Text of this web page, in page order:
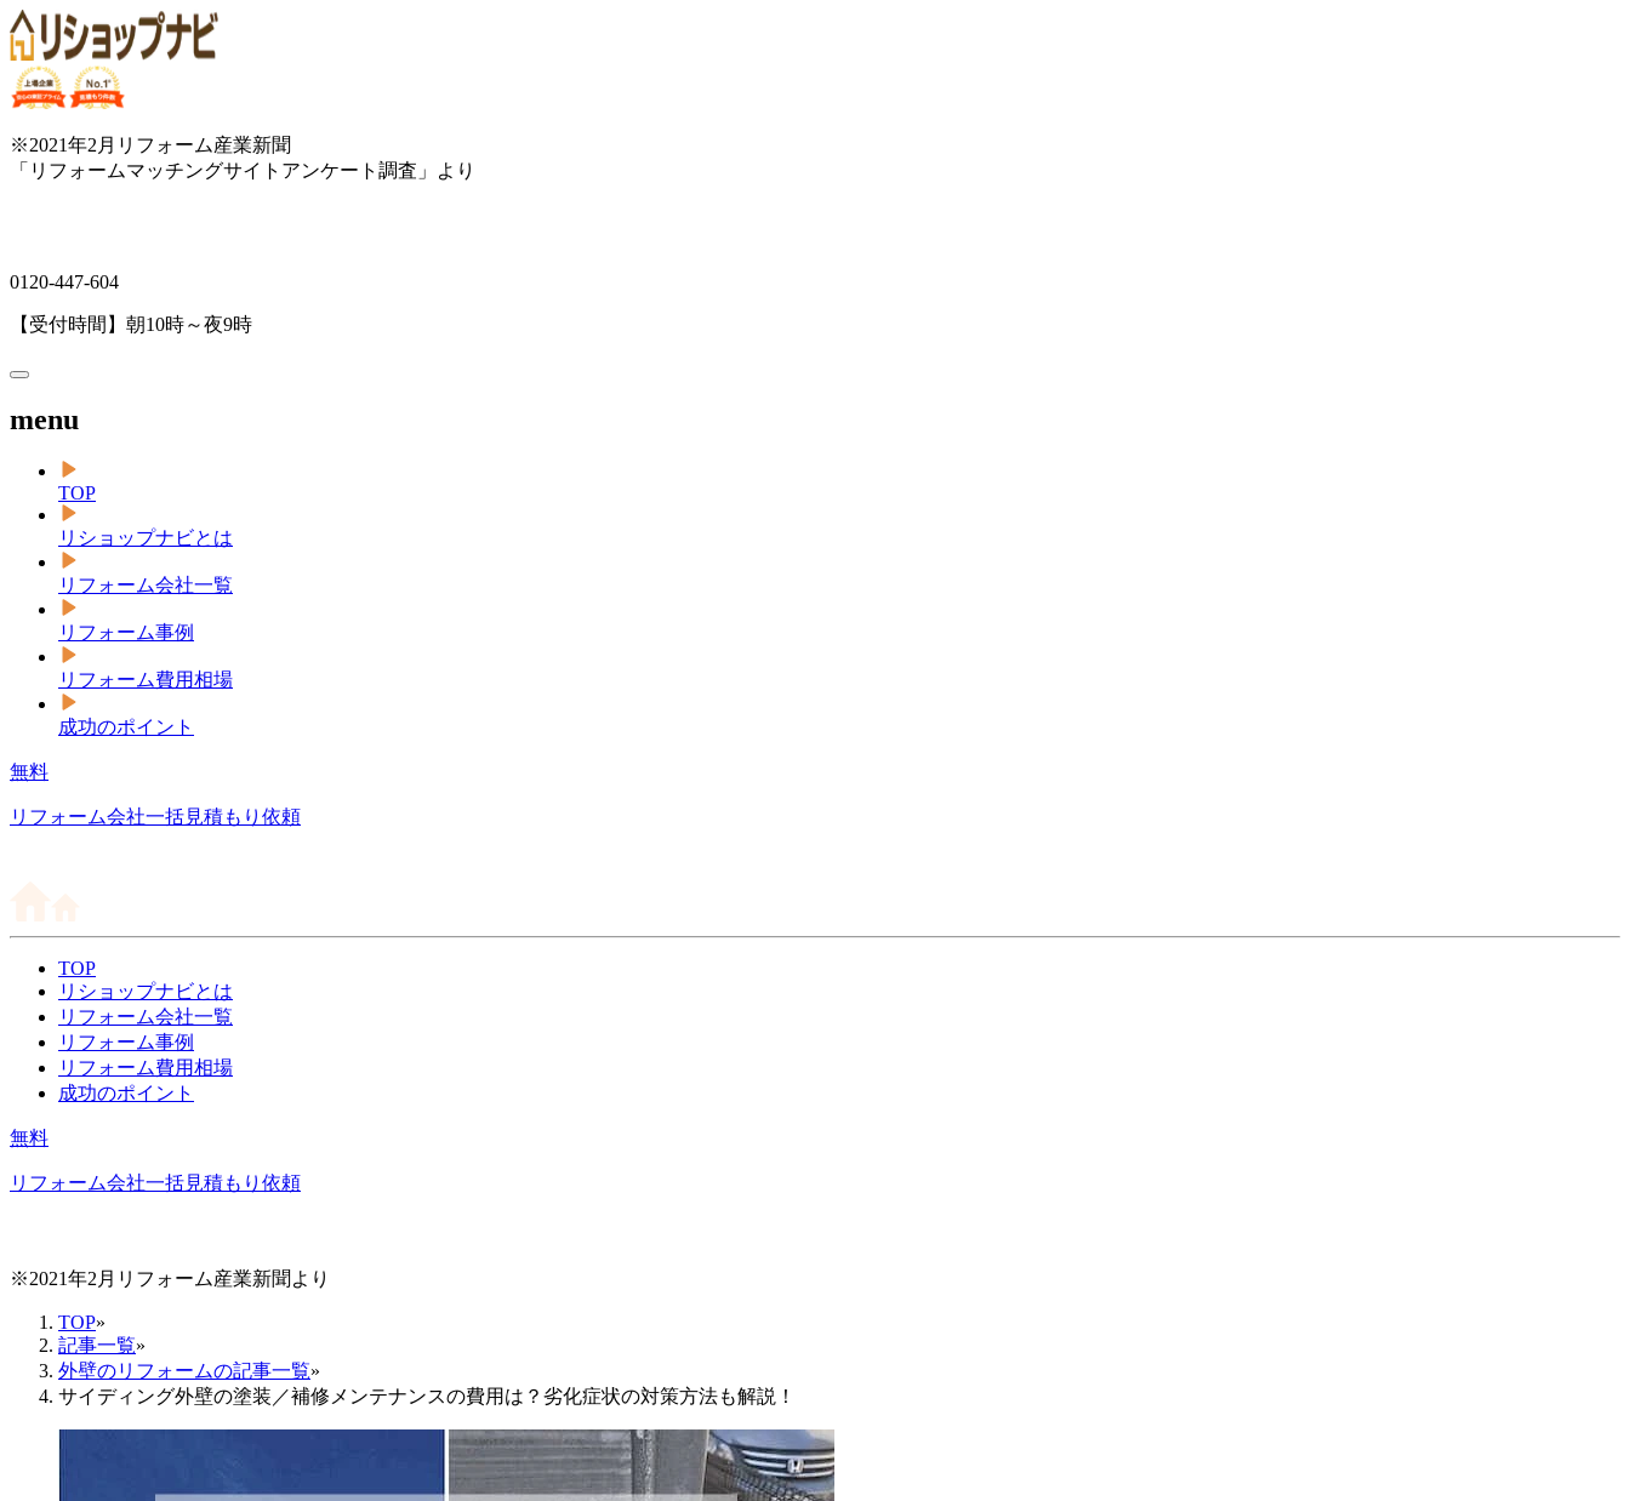
※2021年2月リフォーム産業新聞
「リフォームマッチングサイトアンケート調査」より
0120-447-604
【受付時間】朝10時～夜9時
menu
TOP
リショップナビとは
リフォーム会社一覧
リフォーム事例
リフォーム費用相場
成功のポイント
無料
リフォーム会社一括見積もり依頼
TOP
リショップナビとは
リフォーム会社一覧
リフォーム事例
リフォーム費用相場
成功のポイント
無料
リフォーム会社一括見積もり依頼
※2021年2月リフォーム産業新聞より
TOP»
記事一覧»
外壁のリフォームの記事一覧»
サイディング外壁の塗装／補修メンテナンスの費用は？劣化症状の対策方法も解説！